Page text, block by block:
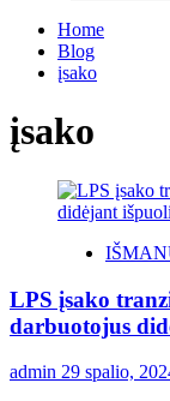
Home
Blog
įsako
įsako
LPS įsako
darbuotojus
admin 29 spalio,